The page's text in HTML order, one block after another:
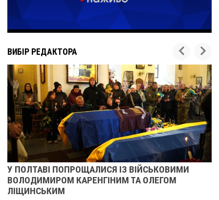
ВИБІР РЕДАКТОРА
ПІСЛЯ ДВОХ ШАХЕДІВ. ЯК ВІДНОВЛЮЄТЬСЯ
СУМСЬКЕ УЧИЛИЩЕ БУДІВНИЦТВА І
25 листопада 2025